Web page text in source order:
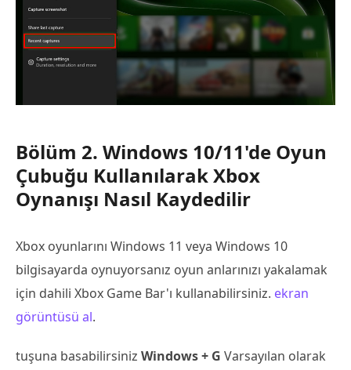
Bölüm 2. Windows 10/11'de Oyun
Çubuğu Kullanılarak Xbox
Oynanışı Nasıl Kaydedilir
Xbox oyunlarını Windows 11 veya Windows 10
bilgisayarda oynuyorsanız oyun anlarınızı yakalamak
için dahili Xbox Game Bar'ı kullanabilirsiniz. ekran
görüntüsü al.
tuşuna basabilirsiniz Windows + G Varsayılan olarak